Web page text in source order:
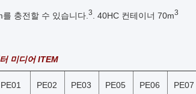
충전할 수 있습니다.3. 40HC 컨테이너 70m3
미디어 ITEM
PE01 PE02 PE03 PE05 PE06 PE07